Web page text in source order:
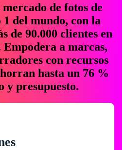
mercado de fotos de
del mundo, con la
de 90.000 clientes en
a marcas,
con recursos
hasta un 76 %
y presupuesto.